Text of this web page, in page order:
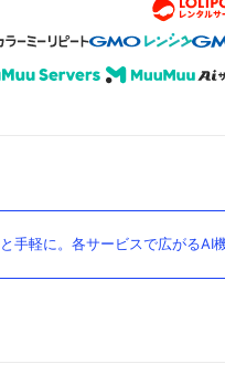
手軽に。各サービスで広がるAI